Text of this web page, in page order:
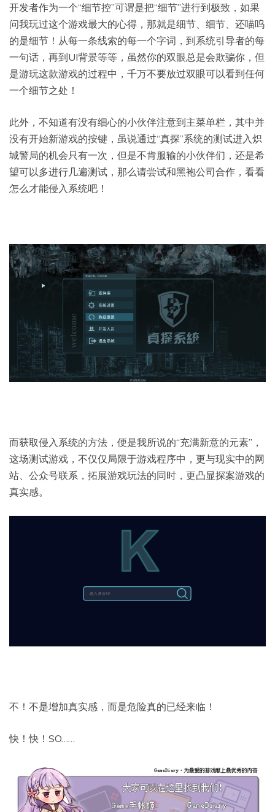
开发者作为一个“细节控”可谓是把“细节”进行到极致，如果
问我玩过这个游戏最大的心得，那就是细节、细节、还喵呜
的是细节！从每一条线索的每一个字词，到系统引导者的每
一句话，再到UI背景等等，虽然你的双眼总是会欺骗你，但
是游玩这款游戏的过程中，千万不要放过双眼可以看到任何
一个细节之处！
此外，不知道有没有细心的小伙伴注意到主菜单栏，其中并
没有开始新游戏的按键，虽说通过“真探”系统的测试进入炽
城警局的机会只有一次，但是不肯服输的小伙伴们，还是希
望可以多进行几遍测试，那么请尝试和黑袍公司合作，看看
怎么才能侵入系统吧！
而获取侵入系统的方法，便是我所说的“充满新意的元素”，
这场测试游戏，不仅仅局限于游戏程序中，更与现实中的网
站、公众号联系，拓展游戏玩法的同时，更凸显探案游戏的
真实感。
不！不是增加真实感，而是危险真的已经来临！
快！快！SO……